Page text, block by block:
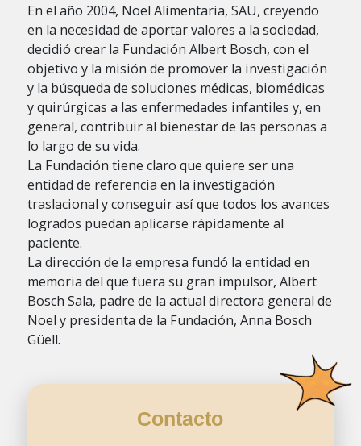
En el año 2004, Noel Alimentaria, SAU, creyendo
en la necesidad de aportar valores a la sociedad,
decidió crear la Fundación Albert Bosch, con el
objetivo y la misión de promover la investigación
y la búsqueda de soluciones médicas, biomédicas
y quirúrgicas a las enfermedades infantiles y, en
general, contribuir al bienestar de las personas a
lo largo de su vida.
La Fundación tiene claro que quiere ser una
entidad de referencia en la investigación
traslacional y conseguir así que todos los avances
logrados puedan aplicarse rápidamente al
paciente.
La dirección de la empresa fundó la entidad en
memoria del que fuera su gran impulsor, Albert
Bosch Sala, padre de la actual directora general de
Noel y presidenta de la Fundación, Anna Bosch
Güell.
Contacto